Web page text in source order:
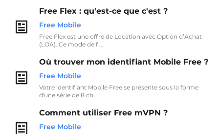
Free Flex : qu'est-ce que c'est ?
Free Mobile
Free Flex est une offre de Location avec Option d’Achat
(LOA). Ce mode de f ...
Où trouver mon identifiant Mobile Free ?
Free Mobile
Votre identifiant Mobile Free se présente sous la forme
d'une série de 8 ch ...
Comment utiliser Free mVPN ?
Free Mobile